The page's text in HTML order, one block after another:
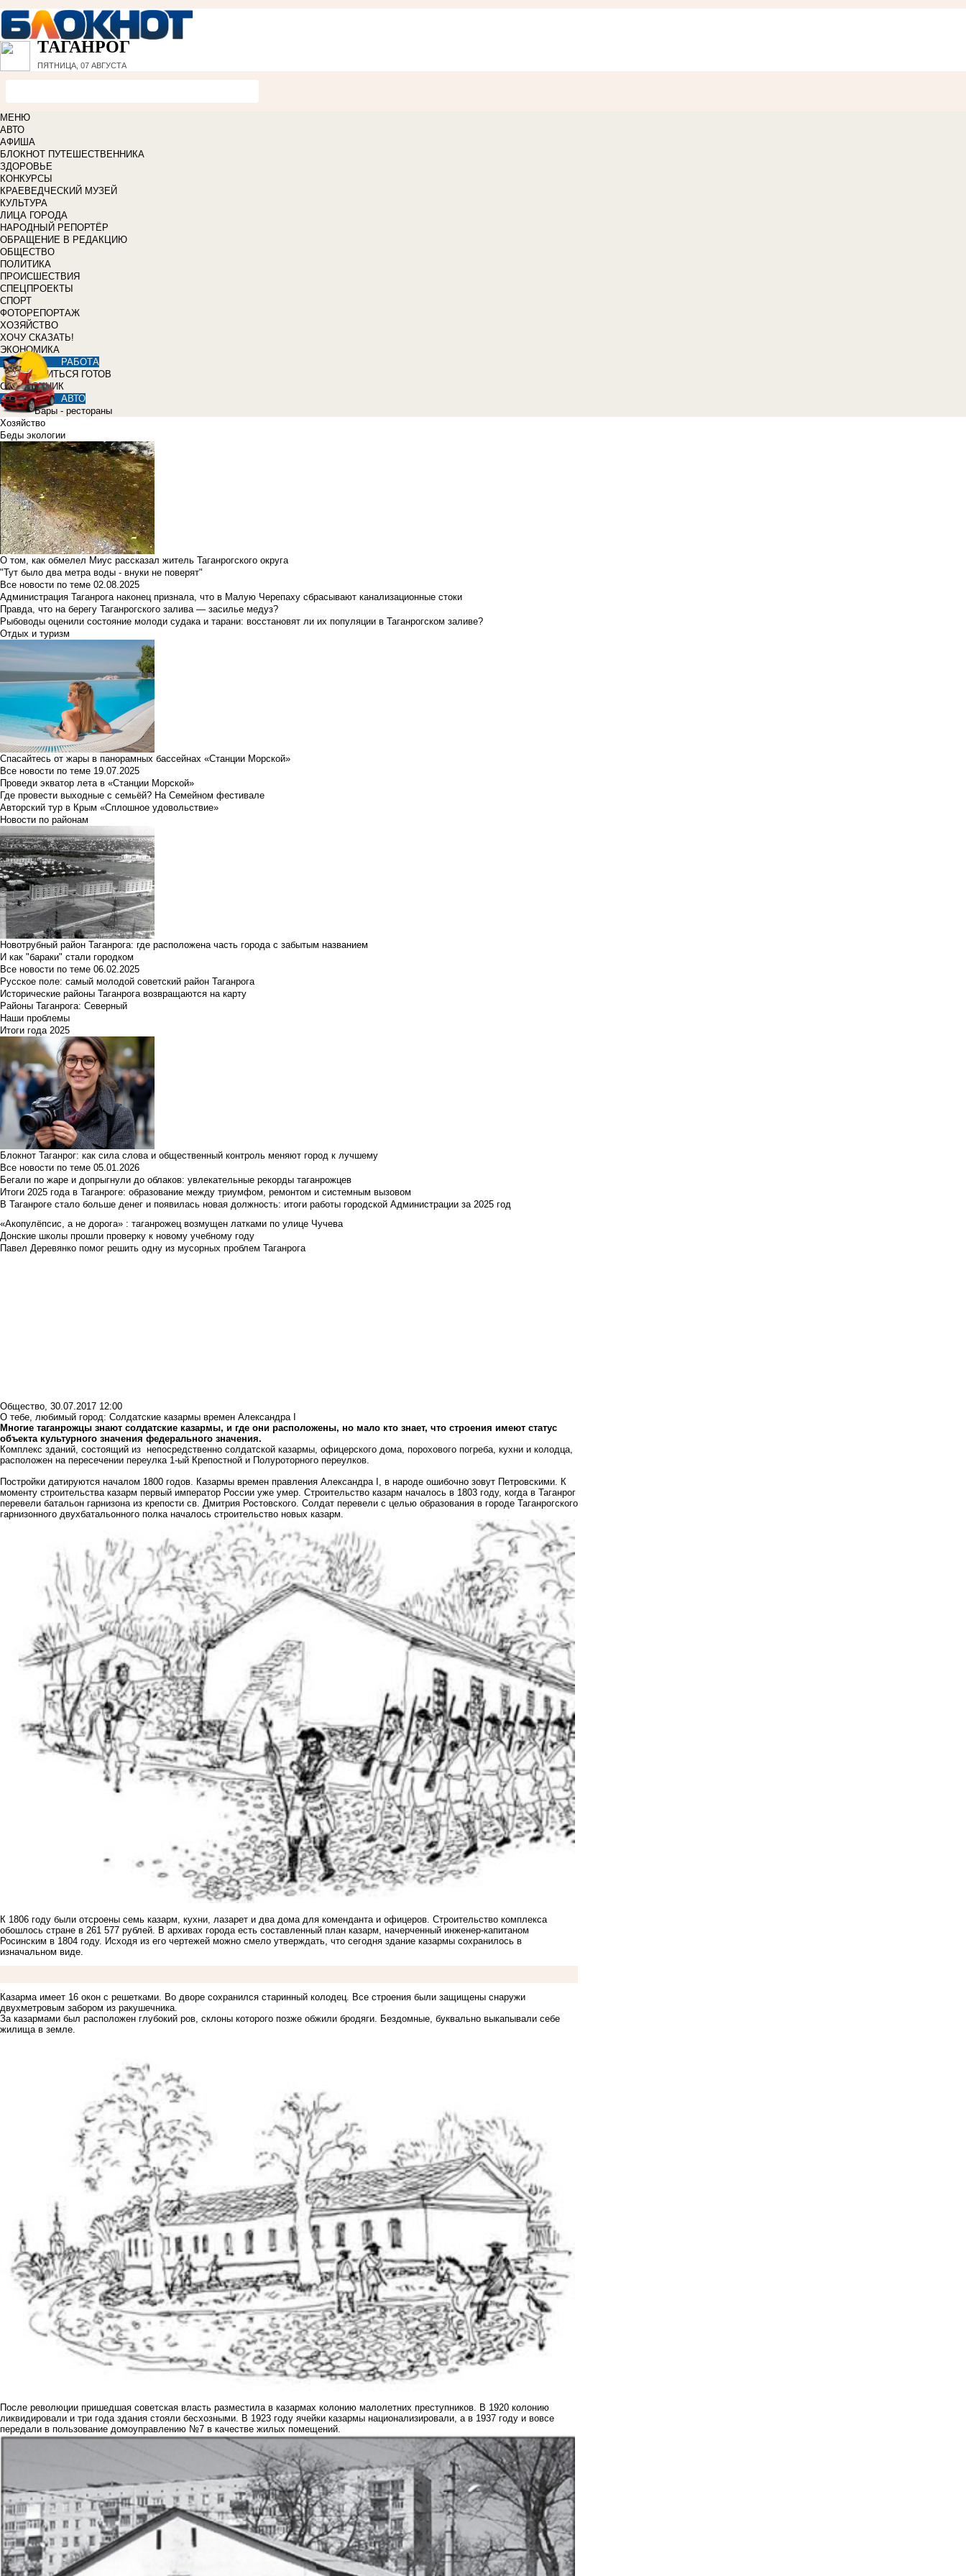
ТАГАНРОГ
ПЯТНИЦА, 07 АВГУСТА
МЕНЮ
АВТО
АФИША
БЛОКНОТ ПУТЕШЕСТВЕННИКА
ЗДОРОВЬЕ
КОНКУРСЫ
КРАЕВЕДЧЕСКИЙ МУЗЕЙ
КУЛЬТУРА
ЛИЦА ГОРОДА
НАРОДНЫЙ РЕПОРТЁР
ОБРАЩЕНИЕ В РЕДАКЦИЮ
ОБЩЕСТВО
ПОЛИТИКА
ПРОИСШЕСТВИЯ
СПЕЦПРОЕКТЫ
СПОРТ
ФОТОРЕПОРТАЖ
ХОЗЯЙСТВО
ХОЧУ СКАЗАТЬ!
ЭКОНОМИКА
РАБОТА
УЧИТЬСЯ ГОТОВ
СПРАВОЧНИК
АВТО
Бары - рестораны
Хозяйство
Беды экологии
О том, как обмелел Миус рассказал житель Таганрогского округа
"Тут было два метра воды - внуки не поверят"
Все новости по теме 02.08.2025
Администрация Таганрога наконец признала, что в Малую Черепаху сбрасывают канализационные стоки
Правда, что на берегу Таганрогского залива — засилье медуз?
Рыбоводы оценили состояние молоди судака и тарани: восстановят ли их популяции в Таганрогском заливе?
Отдых и туризм
Спасайтесь от жары в панорамных бассейнах «Станции Морской»
Все новости по теме 19.07.2025
Проведи экватор лета в «Станции Морской»
Где провести выходные с семьёй? На Семейном фестивале
Авторский тур в Крым «Сплошное удовольствие»
Новости по районам
Новотрубный район Таганрога: где расположена часть города с забытым названием
И как "бараки" стали городком
Все новости по теме 06.02.2025
Русское поле: самый молодой советский район Таганрога
Исторические районы Таганрога возвращаются на карту
Районы Таганрога: Северный
Наши проблемы
Итоги года 2025
Блокнот Таганрог: как сила слова и общественный контроль меняют город к лучшему
Все новости по теме 05.01.2026
Бегали по жаре и допрыгнули до облаков: увлекательные рекорды таганрожцев
Итоги 2025 года в Таганроге: образование между триумфом, ремонтом и системным вызовом
В Таганроге стало больше денег и появилась новая должность: итоги работы городской Администрации за 2025 год
«Акопулёпсис, а не дорога» : таганрожец возмущен латками по улице Чучева
Донские школы прошли проверку к новому учебному году
Павел Деревянко помог решить одну из мусорных проблем Таганрога
Общество, 30.07.2017 12:00
О тебе, любимый город: Солдатские казармы времен Александра I
Многие таганрожцы знают солдатские казармы, и где они расположены, но мало кто знает, что строения имеют статус
объекта культурного значения федерального значения.
Комплекс зданий, состоящий из непосредственно солдатской казармы, офицерского дома, порохового погреба, кухни и колодца,
расположен на пересечении переулка 1-ый Крепостной и Полуроторного переулков.
Постройки датируются началом 1800 годов. Казармы времен правления Александра I, в народе ошибочно зовут Петровскими. К
моменту строительства казарм первый император России уже умер. Строительство казарм началось в 1803 году, когда в Таганрог
перевели батальон гарнизона из крепости св. Дмитрия Ростовского. Солдат перевели с целью образования в городе Таганрогского
гарнизонного двухбатальонного полка началось строительство новых казарм.
К 1806 году были отсроены семь казарм, кухни, лазарет и два дома для коменданта и офицеров. Строительство комплекса
обошлось стране в 261 577 рублей. В архивах города есть составленный план казарм, начерченный инженер-капитаном
Росинским в 1804 году. Исходя из его чертежей можно смело утверждать, что сегодня здание казармы сохранилось в
изначальном виде.
Казарма имеет 16 окон с решетками. Во дворе сохранился старинный колодец. Все строения были защищены снаружи
двухметровым забором из ракушечника.
За казармами был расположен глубокий ров, склоны которого позже обжили бродяги. Бездомные, буквально выкапывали себе
жилища в земле.
После революции пришедшая советская власть разместила в казармах колонию малолетних преступников. В 1920 колонию
ликвидировали и три года здания стояли бесхозными. В 1923 году ячейки казармы национализировали, а в 1937 году и вовсе
передали в пользование домоуправлению №7 в качестве жилых помещений.